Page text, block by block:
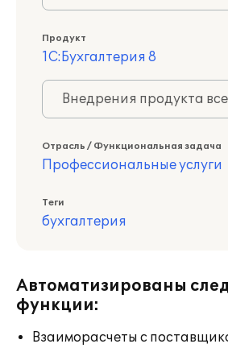
Продукт
1С:Бухгалтерия 8
Внедрения продукта
Отрасль / Функциональная задача
Профессиональные услуги
Теги
бухгалтерия
Автоматизированы
функции:
Взаиморасчеты с